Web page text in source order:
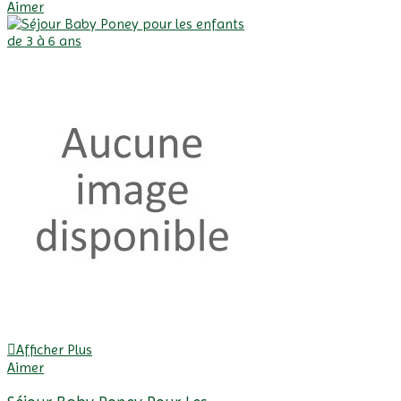
Aimer
Afficher Plus
Aimer